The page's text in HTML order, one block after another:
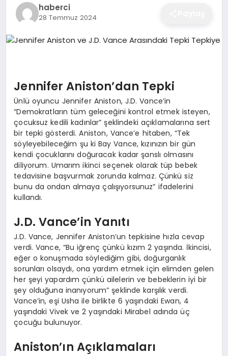
EĞITIM
SAĞLIK
SPOR
YAŞAM
DIĞER
haberci
28 Temmuz 2024
Jennifer Aniston’dan Tepki
Ünlü oyuncu Jennifer Aniston, J.D. Vance’in
“Demokratların tüm geleceğini kontrol etmek isteyen,
çocuksuz kedili kadınlar” şeklindeki açıklamalarına sert
bir tepki gösterdi. Aniston, Vance’e hitaben, “Tek
söyleyebileceğim şu ki Bay Vance, kızınızın bir gün
kendi çocuklarını doğuracak kadar şanslı olmasını
diliyorum. Umarım ikinci seçenek olarak tüp bebek
tedavisine başvurmak zorunda kalmaz. Çünkü siz
bunu da ondan almaya çalışıyorsunuz” ifadelerini
kullandı.
J.D. Vance’in Yanıtı
J.D. Vance, Jennifer Aniston’un tepkisine hızla cevap
verdi. Vance, “Bu iğrenç çünkü kızım 2 yaşında. İkincisi,
eğer o konuşmada söylediğim gibi, doğurganlık
sorunları olsaydı, ona yardım etmek için elimden gelen
her şeyi yapardım çünkü ailelerin ve bebeklerin iyi bir
şey olduğuna inanıyorum” şeklinde karşılık verdi.
Vance’in, eşi Usha ile birlikte 6 yaşındaki Ewan, 4
yaşındaki Vivek ve 2 yaşındaki Mirabel adında üç
çocuğu bulunuyor.
Aniston’ın Açıklamaları